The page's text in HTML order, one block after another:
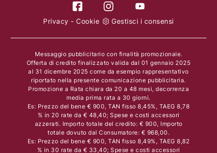
Privacy -Cookie Gestisci i consensi
Messaggio pubblicitario con finalità promozionale.
Offerta di credito finalizzato valida dal 01 gennaio 2025
al 31 dicembre 2025 come da esempio rappresentativo
riportato nella presente comunicazione pubblicitaria.
Promozione a Rata chiara da 20 a 48 mesi, decorrenza
media prima rata a 30 giorni.
Es: Prezzo del bene € 900, TAN fisso 8,45%, TAEG 8,78
% in 20 rate da € 48,40; Spese e costi accessori
azzerati. Importo totale del credito: € 900, Importo
totale dovuto dal Consumatore: € 968,00.
Es: Prezzo del bene € 900, TAN fisso 8,49%, TAEG 8,82
% in 30 rate da € 33,40; Spese e costi accessori